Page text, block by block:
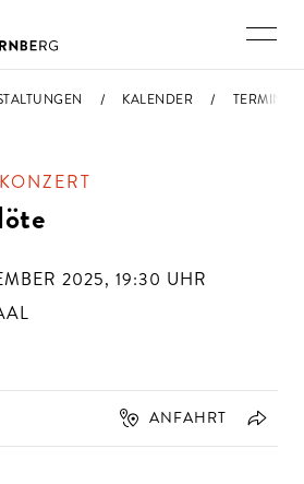
KALENDER TERMIN
2025, 19:30 UHR
ANFAHRT